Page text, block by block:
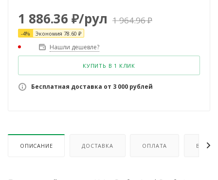
1 886.36 ₽/рул 1 964.96₽
-4% Экономия 78.60 ₽
Нашли дешевле?
КУПИТЬ В 1 КЛИК
Бесплатная доставка от 3 000 рублей
ОПИСАНИЕ ДОСТАВКА ОПЛАТА